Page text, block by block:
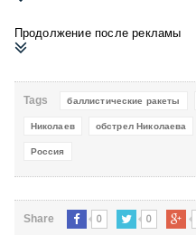
Продолжение после рекламы
Tags баллистические ракеты
Николаев обстрел Николаева
Россия
Share 0 0